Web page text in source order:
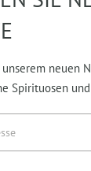
neuen
Spirituosen